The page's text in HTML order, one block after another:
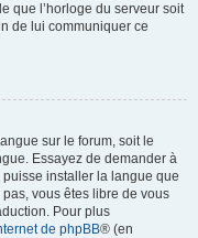
que l’horloge du serveur soit
de lui communiquer ce
sur le forum, soit le
Essayez de demander à
puisse installer la langue que
vous êtes libre de vous
Pour plus
de phpBB® (en